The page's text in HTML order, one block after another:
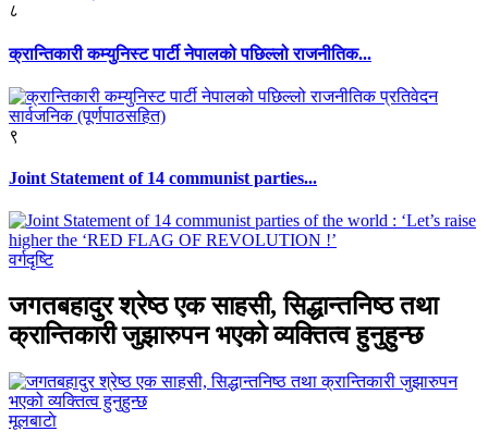
८
क्रान्तिकारी कम्युनिस्ट पार्टी नेपालको पछिल्लो राजनीतिक...
९
Joint Statement of 14 communist parties...
वर्गदृष्टि
जगतबहादुर श्रेष्ठ एक साहसी, सिद्धान्तनिष्ठ तथा
क्रान्तिकारी जुझारुपन भएको व्यक्तित्व हुनुहुन्छ
मूलबाटाे